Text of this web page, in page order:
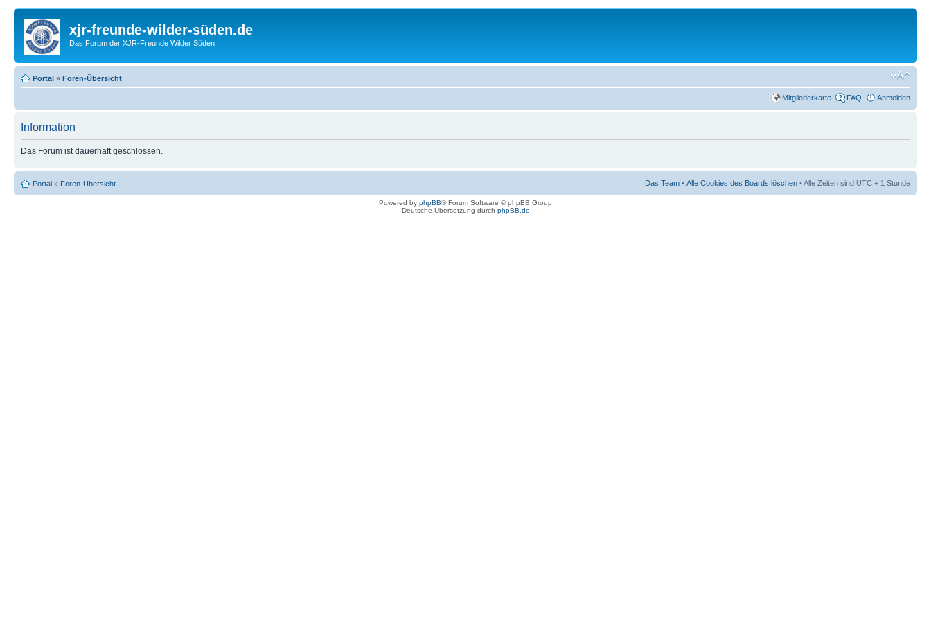
xjr-freunde-wilder-süden.de
Das Forum der XJR-Freunde Wilder Süden
Portal » Foren-Übersicht
Mitgliederkarte FAQ Anmelden
Information
Das Forum ist dauerhaft geschlossen.
Portal » Foren-Übersicht Das Team • Alle Cookies des Boards löschen • Alle Zeiten sind UTC + 1 Stunde
Powered by phpBB® Forum Software © phpBB Group
Deutsche Übersetzung durch phpBB.de